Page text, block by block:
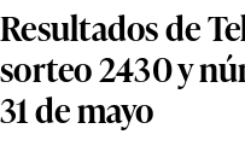
Resultados de
sorteo 2430 y
31 de mayo